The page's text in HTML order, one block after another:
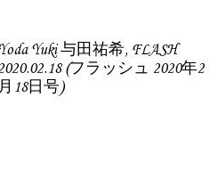
Yuki 与田祐希, FLASH
(フラッシュ 2020年2
月18日号)